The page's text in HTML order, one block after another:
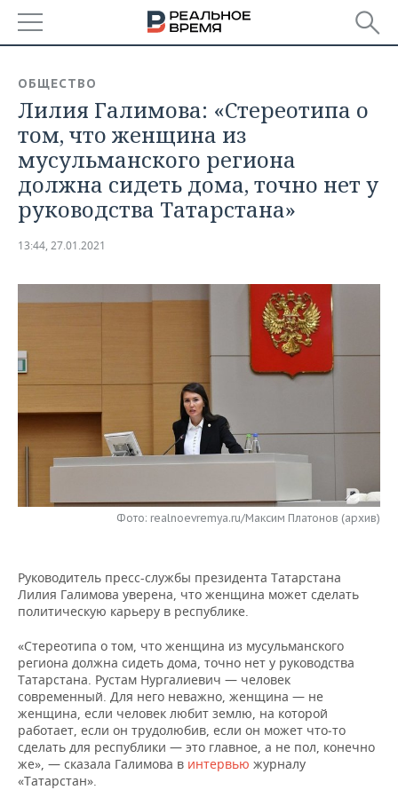
БАШКОРТОСТАН
ТАТАРСТАН
УДМУРТИЯ
НОВОСТИ
АНАЛИТИКА
НОВОСТИ АНАЛИТИКИ
ДЕКЛАРАЦИИ О ДОХОДАХ
ВУЗЫ ТАТАРСТАНА
КОМУ ПРИНАДЛЕЖАТ
ТОРГОВЫЕ ЦЕНТРЫ
ТАТАРСТАНА
ЭКОНОМИКА
НОВОСТИ ЭКОНОМИКИ
БАНКИ
БЮДЖЕТ
ИНВЕСТИЦИИ
ПРОМЫШЛЕННОСТЬ
ПРОМЫШЛЕННОСТИ
МАШИНОСТРОЕНИЕ
НЕФТЬ
НОВОСТИ НЕДВИЖИМОСТИ
АВТО
НОВОСТИ АВТО
БИЗНЕС
НОВОСТИ БИЗНЕСА
РОЗНИЧНАЯ ТОРГОВЛЯ
ТРАНСПОРТ
УСЛУГИ
ТЕХНОЛОГИИ
НОВОСТИ ТЕХНОЛОГИЙ
МЕДИА
МЕРОПРИЯТИЯ
НОВОСТИ МЕРОПРИЯТИЙ
ВЫЕЗДНАЯ РЕДАКЦИЯ
ONLINE-КОНФЕРЕНЦИИ
СПОРТ
НОВОСТИ СПОРТА
ХОККЕЙ
ВОЛЕЙБОЛ
КИБЕРСПОРТ
ФИГУРНОЕ КАТАНИЕ
ВЛАСТЬ
ИСТОРИЯ
КУЛЬТУРА
МЕДИЦИНА
СЮЖЕТЫ
СПИСОК ПЕРСОН
СПИСОК КОМПАНИЙ
ПОЛНАЯ ВЕРСИЯ
ОБЩЕСТВО
Лилия Галимова: «Стереотипа о
том, что женщина из
мусульманского региона
должна сидеть дома, точно нет у
руководства Татарстана»
13:44, 27.01.2021
Фото: realnoevremya.ru/Максим Платонов (архив)
Руководитель пресс-службы президента Татарстана
Лилия Галимова уверена, что женщина может сделать
политическую карьеру в республике.
«Стереотипа о том, что женщина из мусульманского
региона должна сидеть дома, точно нет у руководства
Татарстана. Рустам Нургалиевич — человек
современный. Для него неважно, женщина — не
женщина, если человек любит землю, на которой
работает, если он трудолюбив, если он может что‑то
сделать для республики — это главное, а не пол, конечно
же», — сказала Галимова в интервью журналу
«Татарстан».